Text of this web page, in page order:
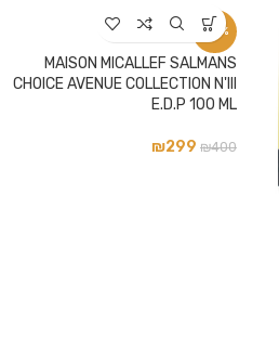
-25%
MAISON MICALLEF SALMANS
CHOICE AVENUE COLLECTION N'III
E.D.P 100 ML
₪400
₪299